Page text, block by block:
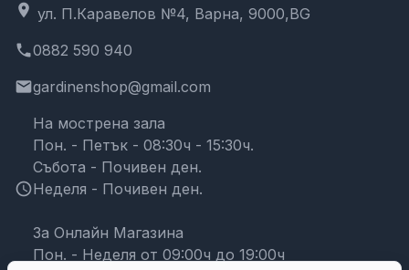
location_on ул. П.Каравелов №4, Варна, 9000,BG
phone0882 590 940
emailgardinenshop@gmail.com
schedule
На мострена зала
Пон. - Петък - 08:30ч - 15:30ч.
Събота - Почивен ден.
Неделя - Почивен ден.
За Онлайн Магазина
Пон. - Неделя от 09:00ч до 19:00ч